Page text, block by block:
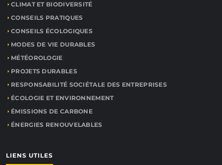
CLIMAT ET BIODIVERSITÉ
CONSEILS PRATIQUES
CONSEILS ÉCOLOGIQUES
MODES DE VIE DURABLES
MÉTÉOROLOGIE
PROJETS DURABLES
RESPONSABILITÉ SOCIÉTALE DES ENTREPRISES
ÉCOLOGIE ET ENVIRONNEMENT
ÉMISSIONS DE CARBONE
ÉNERGIES RENOUVELABLES
LIENS UTILES